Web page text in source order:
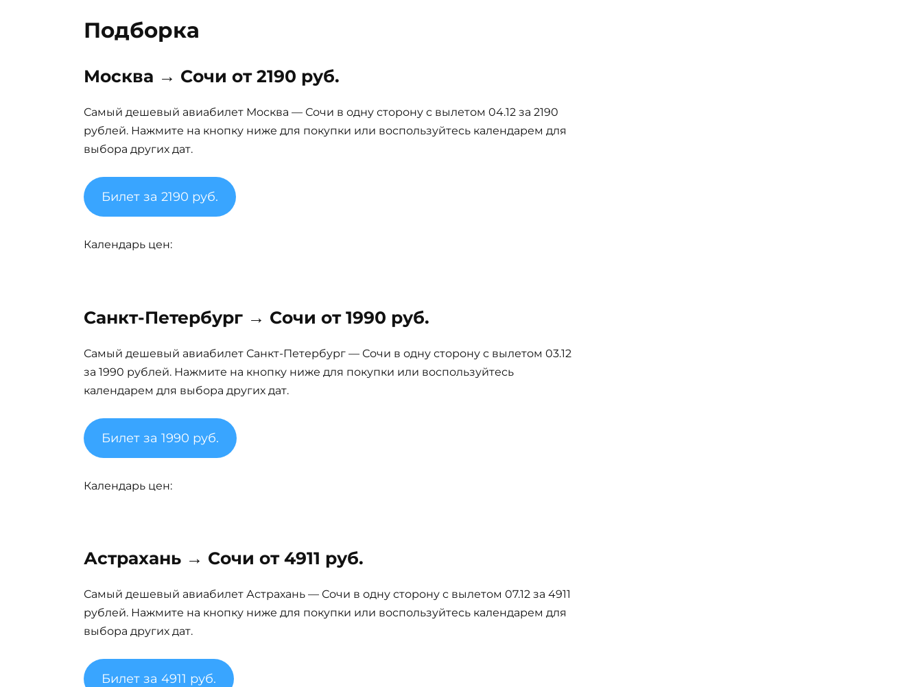
Подборка
Москва → Сочи от 2190 руб.
Самый дешевый авиабилет Москва — Сочи в одну сторону с вылетом 04.12 за 2190
рублей. Нажмите на кнопку ниже для покупки или воспользуйтесь календарем для
выбора других дат.
Билет за 2190 руб.
Календарь цен:
Санкт-Петербург → Сочи от 1990 руб.
Самый дешевый авиабилет Санкт-Петербург — Сочи в одну сторону с вылетом 03.12
за 1990 рублей. Нажмите на кнопку ниже для покупки или воспользуйтесь
календарем для выбора других дат.
Билет за 1990 руб.
Календарь цен:
Астрахань → Сочи от 4911 руб.
Самый дешевый авиабилет Астрахань — Сочи в одну сторону с вылетом 07.12 за 4911
рублей. Нажмите на кнопку ниже для покупки или воспользуйтесь календарем для
выбора других дат.
Билет за 4911 руб.